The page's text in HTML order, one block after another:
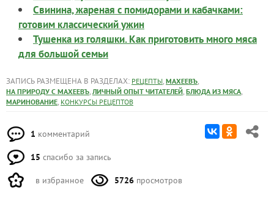
Свинина, жареная с помидорами и кабачками:
готовим классический ужин
Тушенка из голяшки. Как приготовить много мяса
для большой семьи
ЗАПИСЬ РАЗМЕЩЕНА В РАЗДЕЛАХ: РЕЦЕПТЫ, МАХЕЕВЪ,
НА ПРИРОДУ С МАХЕЕВЪ, ЛИЧНЫЙ ОПЫТ ЧИТАТЕЛЕЙ, БЛЮДА ИЗ МЯСА,
МАРИНОВАНИЕ, КОНКУРСЫ РЕЦЕПТОВ
1 комментарий
15 спасибо за запись
в избранное 5726 просмотров